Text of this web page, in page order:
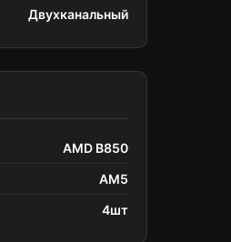
Двухканальный
AMD B850
AM5
4шт